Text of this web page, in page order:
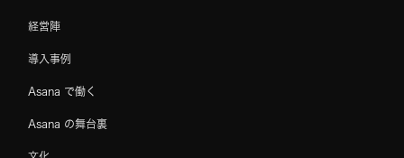
経営陣
導入事例
Asana で働く
Asana の舞台裏